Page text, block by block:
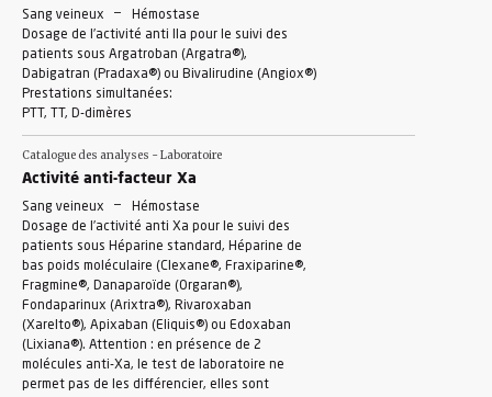
Sang veineux -
Hémostase
Dosage de l’activité anti IIa pour le suivi des
patients sous Argatroban (Argatra®),
Dabigatran (Pradaxa®) ou Bivalirudine (Angiox®)
Prestations simultanées:
PTT, TT, D-dimères
Catalogue des analyses - Laboratoire
Activité anti-facteur Xa
Sang veineux -
Hémostase
Dosage de l’activité anti Xa pour le suivi des
patients sous Héparine standard, Héparine de
bas poids moléculaire (Clexane®, Fraxiparine®,
Fragmine®, Danaparoïde (Orgaran®),
Fondaparinux (Arixtra®), Rivaroxaban
(Xarelto®), Apixaban (Eliquis®) ou Edoxaban
(Lixiana®). Attention : en présence de 2
molécules anti-Xa, le test de laboratoire ne
permet pas de les différencier, elles sont